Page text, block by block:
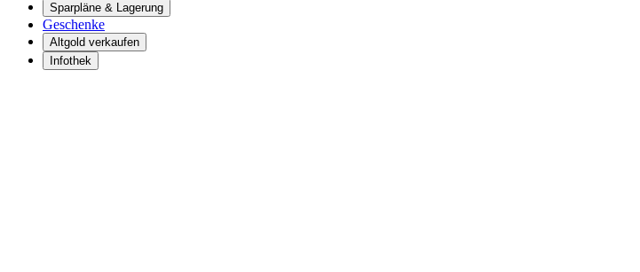
Sparpläne & Lagerung
Geschenke
Altgold verkaufen
Infothek